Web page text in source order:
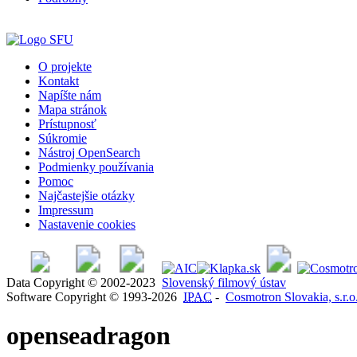
O projekte
Kontakt
Napíšte nám
Mapa stránok
Prístupnosť
Súkromie
Nástroj OpenSearch
Podmienky používania
Pomoc
Najčastejšie otázky
Impressum
Nastavenie cookies
Data Copyright © 2002-2023 Slovenský filmový ústav
Software Copyright © 1993-2026 IPAC - Cosmotron Slovakia,
openseadragon